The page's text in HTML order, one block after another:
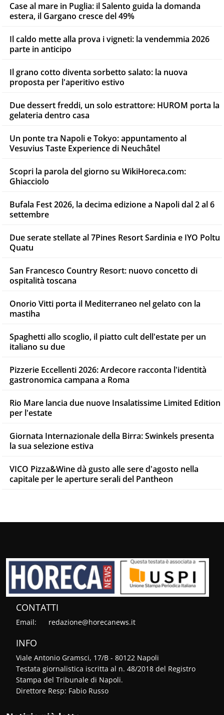
Case al mare in Puglia: il Salento guida la domanda
estera, il Gargano cresce del 49%
Il caldo mette alla prova i vigneti: la vendemmia 2026
parte in anticipo
Il grano cotto diventa sorbetto salato: la nuova
proposta per l'aperitivo estivo
Due dessert freddi, un solo estrattore: HUROM porta la
gelateria dentro casa
Un ponte tra Napoli e Tokyo: appuntamento al
Vesuvius Taste Experience di Neuchâtel
Scopri la parola del giorno su WikiHoreca.com:
Ghiacciolo
Bufala Fest 2026, la decima edizione a Napoli dal 2 al 6
settembre
Due serate stellate al 7Pines Resort Sardinia e IYO Poltu
Quatu
San Francesco Country Resort: nuovo concetto di
ospitalità toscana
Onorio Vitti porta il Mediterraneo nel gelato con la
mastiha
Spaghetti allo scoglio, il piatto cult dell'estate per un
italiano su due
Pizzerie Eccellenti 2026: Ardecore racconta l'identità
gastronomica campana a Roma
Rio Mare lancia due nuove Insalatissime Limited Edition
per l'estate
Giornata Internazionale della Birra: Swinkels presenta
la sua selezione estiva
VICO Pizza&Wine dà gusto alle sere d'agosto nella
capitale per le aperture serali del Pantheon
CONTATTI
Email: redazione@horecanews.it
INFO
Viale Antonio Gramsci, 17/B - 80122 Napoli
Testata giornalistica iscritta al n. 48/2018 del Registro
Stampa del Tribunale di Napoli.
Direttore Resp: Fabio Russo